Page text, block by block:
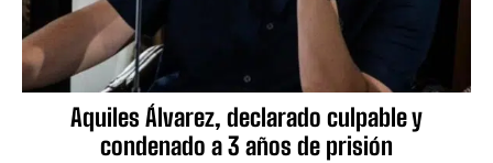
Aquiles Álvarez, declarado culpable y
condenado a 3 años de prisión